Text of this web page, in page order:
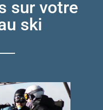
sur votre
ski